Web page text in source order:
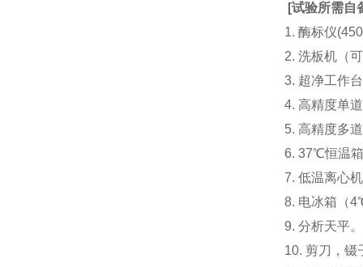
[试验所需自
1. 酶标仪
2. 洗板机（
3. 超净工作
4. 高精度单
5. 高精度多
6. 37℃恒温
7. 低温离心
8. 电冰箱（
9. 分析天平。
10. 剪刀，镊